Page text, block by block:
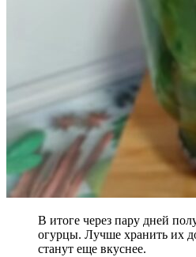
В итоге через пару дней
огурцы. Лучше хранить их
станут еще вкуснее.